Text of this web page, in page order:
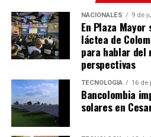
latitudes como Emiratos Árabes,
Francia.
María Fernanda Galeano,
Económico de Medellín,
que tuvo el evento durante esta
más allá de su sede tradicional
esta semana, la feria no solo
que se expandió a cerca de 40
NACIONALES 9 de
En Plaza
láctea de
para hablar del
perspectivas
TECNOLOGÍA 16 de
Bancolombia
solares en